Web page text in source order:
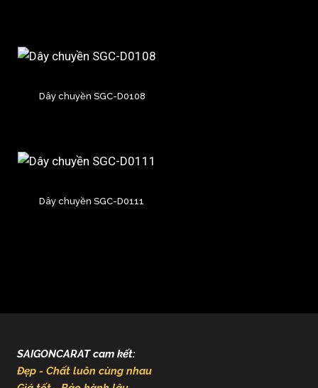
Dây chuyền SGC-D0108
Dây chuyền SGC-D0111
SAIGONCARAT cam kết:
Đẹp - Chất luôn cùng nhau